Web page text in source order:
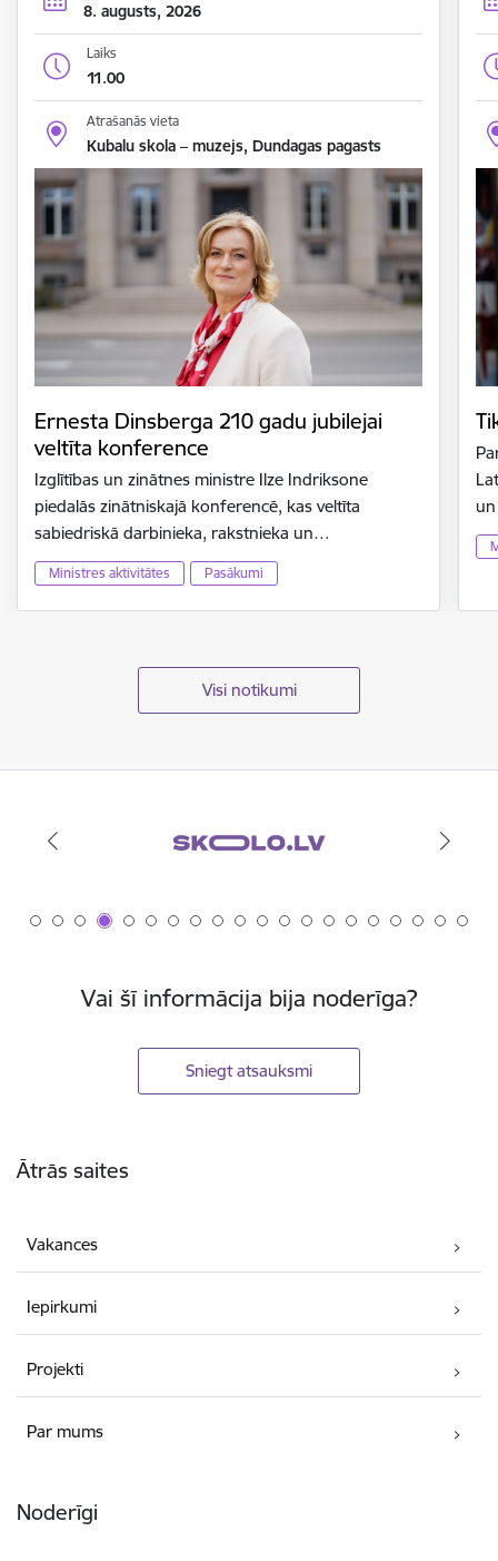
8. augusts, 2026
Laiks
11.00
Atrašanās vieta
Kubalu skola – muzejs, Dundagas pagasts
Ernesta Dinsberga 210 gadu jubilejai
veltīta konference
Izglītības un zinātnes ministre Ilze Indriksone
piedalās zinātniskajā konferencē, kas veltīta
sabiedriskā darbinieka, rakstnieka un…
Ministres aktivitātes Pasākumi
Visi notikumi
Vai šī informācija bija noderīga?
Sniegt atsauksmi
Ātrās saites
Vakances
Iepirkumi
Projekti
Par mums
Noderīgi